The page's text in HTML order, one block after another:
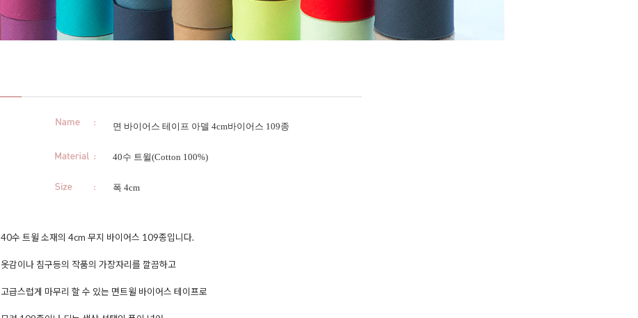
면 바이어스 테이프 아델 4cm바이어스 109종
40수 트윌(Cotton 100%)
폭 4cm
40수 트윌 소재의 4cm 무지 바이어스 109종입니다.
옷감이나 침구등의 작품의 가장자리를 깔끔하고
고급스럽게 마무리 할 수 있는 면트윌 바이어스 테이프로